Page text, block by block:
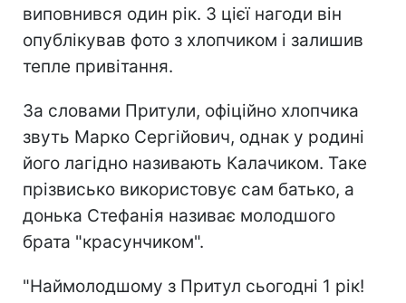
виповнився один рік. З цієї нагоди він
опублікував фото з хлопчиком і залишив
тепле привітання.
За словами Притули, офіційно хлопчика
звуть Марко Сергійович, однак у родині
його лагідно називають Калачиком. Таке
прізвисько використовує сам батько, а
донька Стефанія називає молодшого
брата "красунчиком".
"Наймолодшому з Притул сьогодні 1 рік!